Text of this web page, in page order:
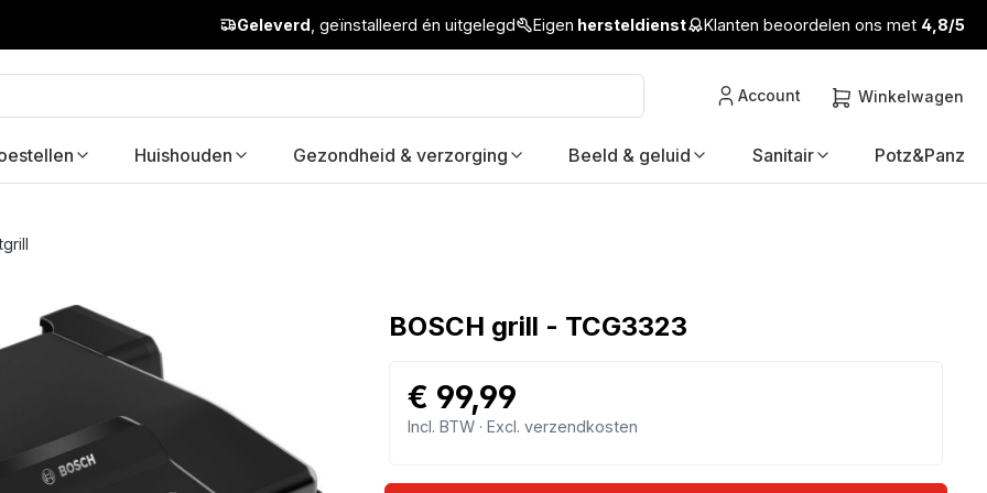
Geleverd , geïnstalleerd én uitgelegd Eigen hersteldienst Klanten beoordelen ons met 4,8/5
Account Winkelwagen
Huishouden Gezondheid & verzorging Beeld & geluid Sanitair Potz&Panz
BOSCH grill - TCG3323
€ 99,99
Incl. BTW · Excl. verzendkosten